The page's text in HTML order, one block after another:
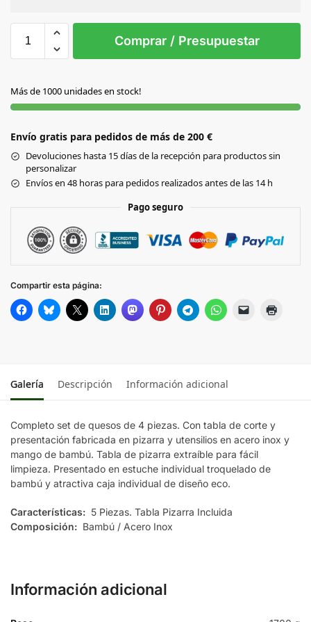
S/T
Comprar / Presupuestar
Más de 1000 unidades en stock!
Envío gratis para pedidos de más de 200 €
Devoluciones hasta 15 días de la recepción para productos sin
personalizar
Envíos en 48 horas para pedidos realizados antes de las 14 h
Pago seguro
Compartir esta página:
Galería Descripción Información adicional
Completo set de quesos de 4 piezas. Con tabla de corte y
presentación fabricada en pizarra y utensilios en acero inox y
mango de bambú. Tabla de pizarra extraíble para fácil
limpieza. Presentado en estuche individual troquelado de
bambú y atractiva caja individual de diseño eco.
Características: 5 Piezas. Tabla Pizarra Incluida
Composición: Bambú / Acero Inox
Información adicional